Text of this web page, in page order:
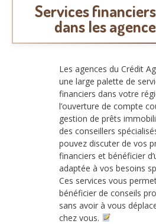
Services
dans les
Les agences du Crédit
une large palette de
financiers dans votre
l’ouverture de compte
gestion de prêts
des conseillers
pouvez discuter de vos
financiers et bénéficier
adaptée à vos besoins
Ces services vous
bénéficier de conseils
sans avoir à vous
chez vous.